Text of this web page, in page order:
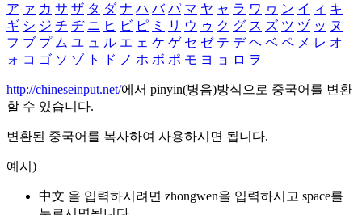
ア ァ カ サ ザ タ ダ ナ ハ バ パ マ ヤ ャ ラ ワ ヮ ン イ ィ キ
ギ シ ジ チ ヂ ニ ヒ ビ ピ ミ リ ウ ゥ ク グ ス ズ ツ ヅ ッ ヌ
フ ブ プ ム ユ ュ ル エ ェ ケ ゲ セ ゼ テ デ ヘ ベ ペ メ レ オ
ォ コ ゴ ソ ゾ ト ド ノ ホ ボ ポ モ ヨ ョ ロ ヲ ―
http://chineseinput.net/에서 pinyin(병음)방식으로 중국어를 변환
할 수 있습니다.
변환된 중국어를 복사하여 사용하시면 됩니다.
예시)
中文 을 입력하시려면 zhongwen을 입력하시고 space를